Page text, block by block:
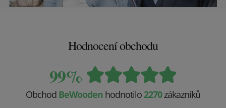
Hodnocení obchodu
99%
Obchod BeWooden hodnotilo 2270zákazníků